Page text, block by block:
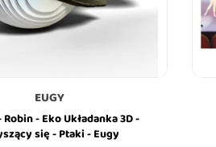
EUGY
- Eko Układanka 3D -
się - Ptaki - Eugy